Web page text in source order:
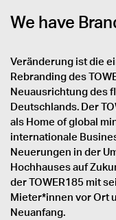
We have
Veränderung ist die
Rebranding des
Neuausrichtung des
Deutschlands. Der
als Home of global
internationale
Neuerungen in der
Hochhauses auf
der TOWER185 mit
Mieter*innen vor Ort
Neuanfang.